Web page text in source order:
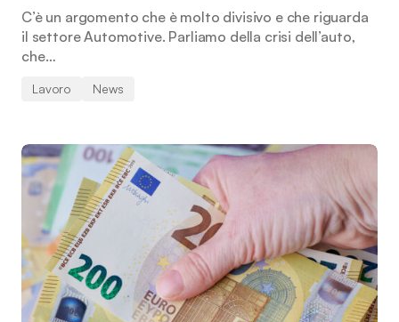
C’è un argomento che è molto divisivo e che riguarda
il settore Automotive. Parliamo della crisi dell’auto,
che…
Lavoro News